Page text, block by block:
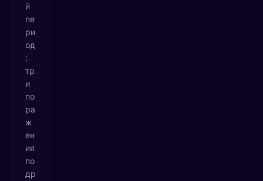
й
пе
ри
од
:
тр
и
по
ра
ж
ен
ия
по
др